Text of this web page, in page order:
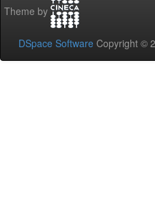
Theme by
DSpace Software Copyright ©